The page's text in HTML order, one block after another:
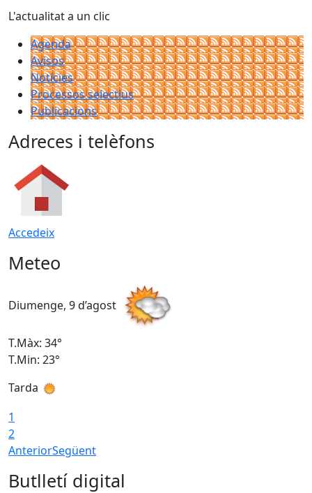
L'actualitat a un clic
Agenda
Avisos
Notícies
Processos selectius
Publicacions
Adreces i telèfons
Accedeix
Meteo
Diumenge, 9 d’agost
T.Màx: 34°
T.Min: 23°
Tarda
1
2
AnteriorSegüent
Butlletí digital